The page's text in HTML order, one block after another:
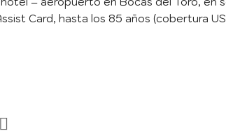
Card, hasta los 85 años (cobertura